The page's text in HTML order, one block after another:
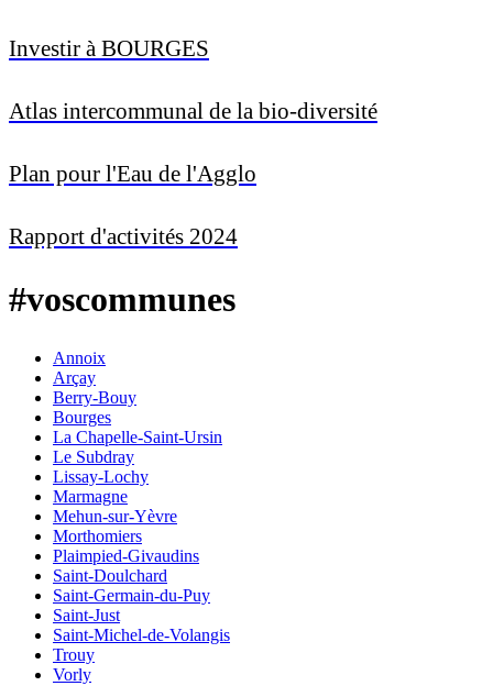
Investir à BOURGES
Atlas intercommunal de la bio-diversité
Plan pour l'Eau de l'Agglo
Rapport d'activités 2024
#voscommunes
Annoix
Arçay
Berry-Bouy
Bourges
La Chapelle-Saint-Ursin
Le Subdray
Lissay-Lochy
Marmagne
Mehun-sur-Yèvre
Morthomiers
Plaimpied-Givaudins
Saint-Doulchard
Saint-Germain-du-Puy
Saint-Just
Saint-Michel-de-Volangis
Trouy
Vorly